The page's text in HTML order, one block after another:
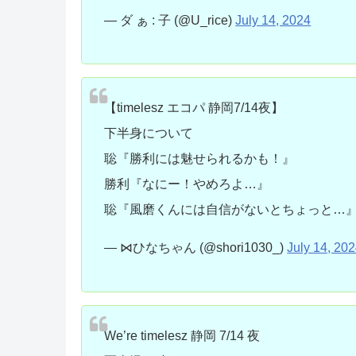
— ダ ぁ : 子 (@U_rice)July 14, 2024
【timelesz エコパ 静岡7/14夜】
下半身について
聡『勝利には魅せられるかも！』
勝利『なにー！やめろよ…』
聡『風磨くんには自信がないとちょっと…
— ⋈ひなちゃん (@shori1030_)July 14,
We’re timelesz 静岡 7/14 夜